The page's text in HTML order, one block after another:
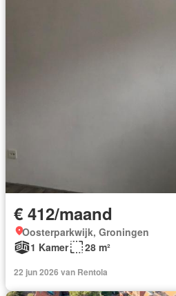
€ 412/maand
Oosterparkwijk, Groningen
1 Kamer
28 m²
22 jun 2026 van Rentola